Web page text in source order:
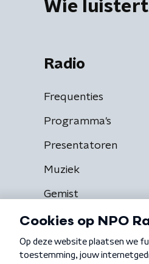
Wie luistert
Radio
Frequenties
Programma's
Presentatoren
Muziek
Gemist
Algemene voorwaarden